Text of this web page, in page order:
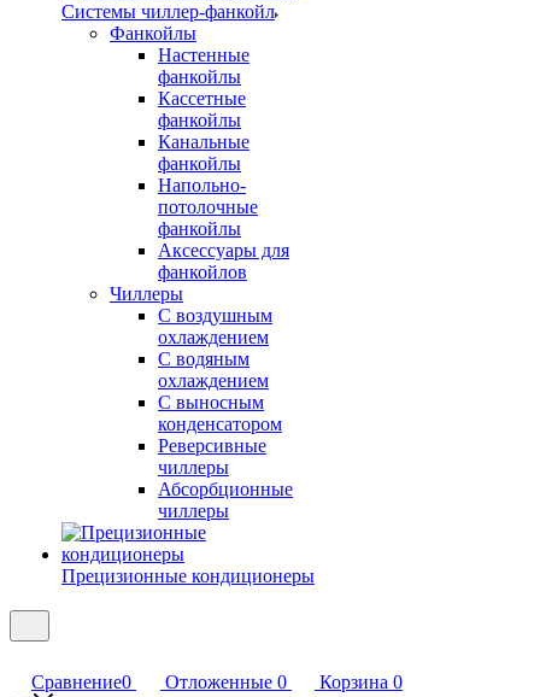
Системы чиллер-фанкойл
Фанкойлы
Настенные
фанкойлы
Кассетные
фанкойлы
Канальные
фанкойлы
Напольно-
потолочные
фанкойлы
Аксессуары для
фанкойлов
Чиллеры
С воздушным
охлаждением
С водяным
охлаждением
С выносным
конденсатором
Реверсивные
чиллеры
Абсорбционные
чиллеры
Прецизионные кондиционеры
Сравнение0 Отложенные 0 Корзина 0